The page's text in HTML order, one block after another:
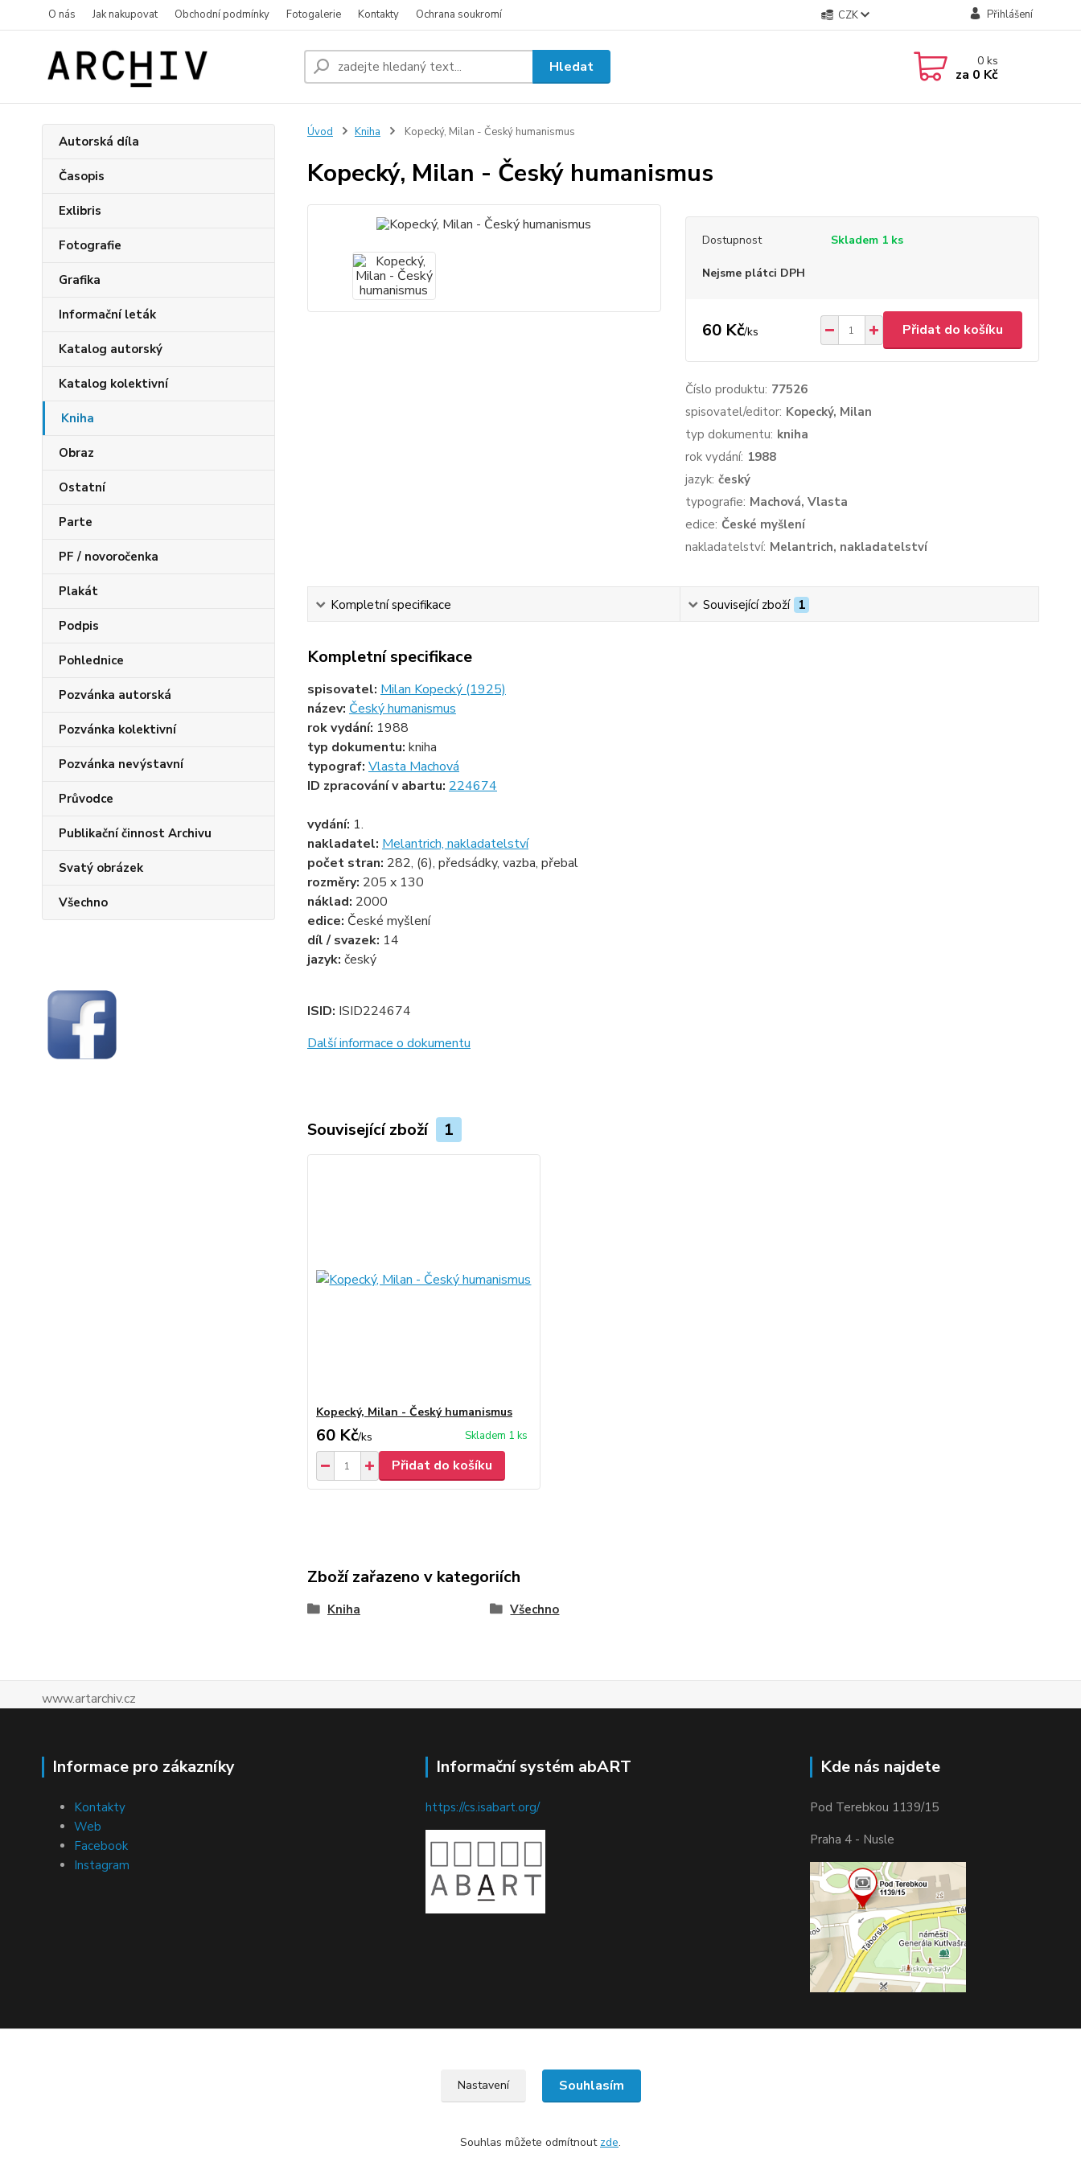
O nás Jak nakupovat Obchodní podmínky Fotogalerie Kontakty Ochrana soukromí CZK Přihlášení
Hledat 0ks
za 0 Kč
Autorská díla
Časopis
Exlibris
Fotografie
Grafika
Informační leták
Katalog autorský
Katalog kolektivní
Kniha
Obraz
Ostatní
Parte
PF / novoročenka
Plakát
Podpis
Pohlednice
Pozvánka autorská
Pozvánka kolektivní
Pozvánka nevýstavní
Průvodce
Publikační činnost Archivu
Svatý obrázek
Všechno
Úvod Kniha Kopecký, Milan - Český humanismus
Kopecký, Milan - Český humanismus
Dostupnost Skladem 1 ks
Nejsme plátci DPH
60 Kč/ks Přidat do košíku
Číslo produktu: 77526
spisovatel/editor: Kopecký, Milan
typ dokumentu: kniha
rok vydání: 1988
jazyk: český
typografie: Machová, Vlasta
edice: České myšlení
nakladatelství: Melantrich, nakladatelství
Kompletní specifikace Související zboží 1
Kompletní specifikace
spisovatel: Milan Kopecký (1925)
název: Český humanismus
rok vydání: 1988
typ dokumentu: kniha
typograf: Vlasta Machová
ID zpracování v abartu: 224674
vydání: 1.
nakladatel: Melantrich, nakladatelství
počet stran: 282, (6), předsádky, vazba, přebal
rozměry: 205 x 130
náklad: 2000
edice: České myšlení
díl / svazek: 14
jazyk: český
ISID: ISID224674
Další informace o dokumentu
Související zboží 1
Kopecký, Milan - Český humanismus
60 Kč/ks Skladem 1 ks
Přidat do košíku
Zboží zařazeno v kategoriích
Kniha Všechno
www.artarchiv.cz
Informace pro zákazníky
Kontakty
Web
Facebook
Instagram
Informační systém abART
https://cs.isabart.org/
Kde nás najdete
Pod Terebkou 1139/15
Praha 4 - Nusle
Upravit sběr cookies.
Nastavení Souhlasím
Souhlas můžete odmítnout zde.